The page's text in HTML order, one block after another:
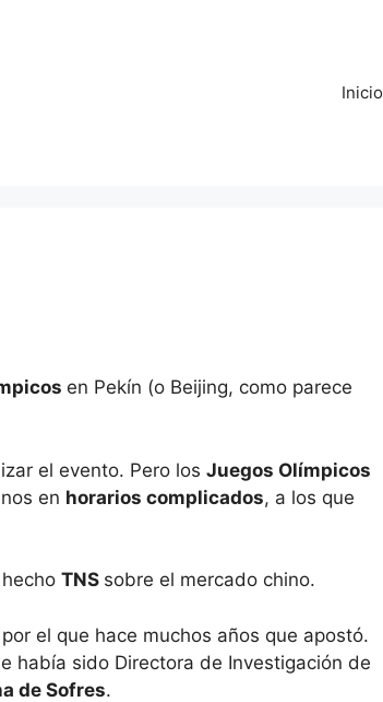
Inicio
en Pekín (o Beijing, como parece
el evento. Pero los Juegos Olímpicos
en horarios complicados, a los que
TNS sobre el mercado chino.
el que hace muchos años que apostó.
había sido Directora de Investigación de
de Sofres.